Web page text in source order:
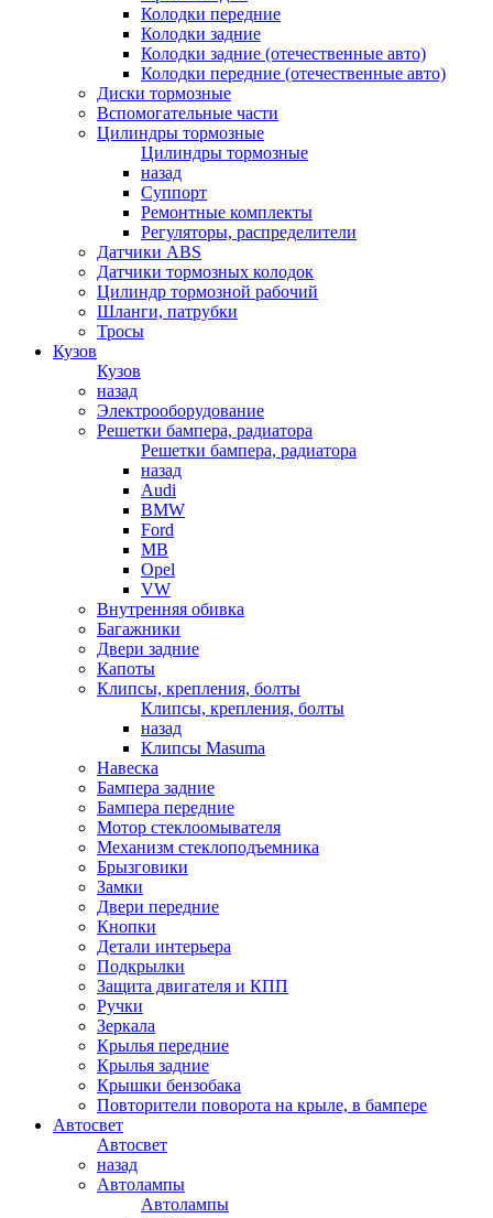
Колодки передние
Колодки задние
Колодки задние (отечественные авто)
Колодки передние (отечественные авто)
Диски тормозные
Вспомогательные части
Цилиндры тормозные
Цилиндры тормозные
назад
Суппорт
Ремонтные комплекты
Регуляторы, распределители
Датчики ABS
Датчики тормозных колодок
Цилиндр тормозной рабочий
Шланги, патрубки
Тросы
Кузов
Кузов
назад
Электрооборудование
Решетки бампера, радиатора
Решетки бампера, радиатора
назад
Audi
BMW
Ford
MB
Opel
VW
Внутренняя обивка
Багажники
Двери задние
Капоты
Клипсы, крепления, болты
Клипсы, крепления, болты
назад
Клипсы Masuma
Навеска
Бампера задние
Бампера передние
Мотор стеклоомывателя
Механизм стеклоподъемника
Брызговики
Замки
Двери передние
Кнопки
Детали интерьера
Подкрылки
Защита двигателя и КПП
Ручки
Зеркала
Крылья передние
Крылья задние
Крышки бензобака
Повторители поворота на крыле, в бампере
Автосвет
Автосвет
назад
Автолампы
Автолампы